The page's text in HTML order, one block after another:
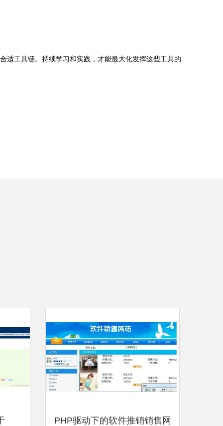
适工具链。持续学习和实践，才能最大化发挥这些工具的
PHP驱动下的软件推销销售网